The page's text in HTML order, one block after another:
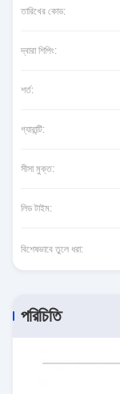
তারিখের কোড:
দ্বারা শিপিং:
শর্ত:
গ্যারান্টি:
সীসা মুক্ত:
লিড টাইম:
বিশেষভাবে তুলে ধরা:
পরিচিতি